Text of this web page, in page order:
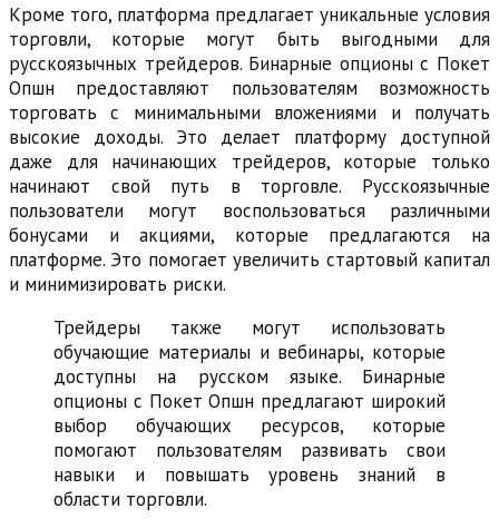
Кроме того, платформа предлагает уникальные условия
торговли, которые могут быть выгодными для
русскоязычных трейдеров. Бинарные опционы с Покет
Опшн предоставляют пользователям возможность
торговать с минимальными вложениями и получать
высокие доходы. Это делает платформу доступной
даже для начинающих трейдеров, которые только
начинают свой путь в торговле. Русскоязычные
пользователи могут воспользоваться различными
бонусами и акциями, которые предлагаются на
платформе. Это помогает увеличить стартовый капитал
и минимизировать риски.
Трейдеры также могут использовать
обучающие материалы и вебинары, которые
доступны на русском языке. Бинарные
опционы с Покет Опшн предлагают широкий
выбор обучающих ресурсов, которые
помогают пользователям развивать свои
навыки и повышать уровень знаний в
области торговли.